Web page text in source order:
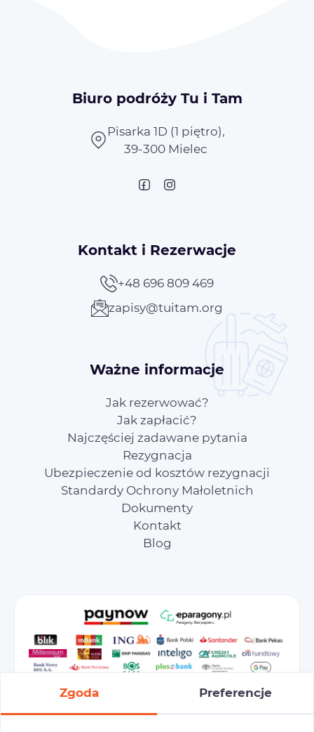
Biuro podróży Tu i Tam
Pisarka 1D (1 piętro),
39-300 Mielec
Kontakt i Rezerwacje
+48 696 809 469
zapisy@tuitam.org
Ważne informacje
Jak rezerwować?
Jak zapłacić?
Najczęściej zadawane pytania
Rezygnacja
Ubezpieczenie od kosztów rezygnacji
Standardy Ochrony Małoletnich
Dokumenty
Kontakt
Blog
Zgoda Preferencje